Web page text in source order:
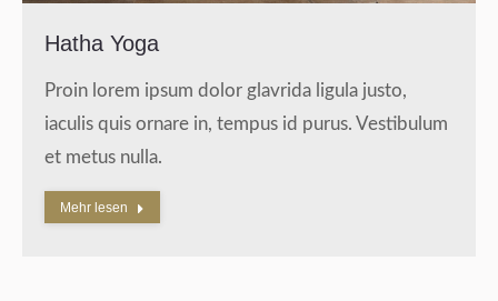
Hatha Yoga
Proin lorem ipsum dolor glavrida ligula justo,
iaculis quis ornare in, tempus id purus. Vestibulum
et metus nulla.
Mehr lesen